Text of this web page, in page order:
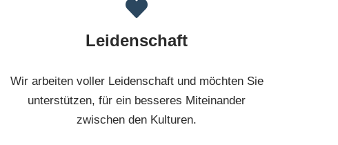
Leidenschaft
Wir arbeiten voller Leidenschaft und möchten Sie
unterstützen, für ein besseres Miteinander
zwischen den Kulturen.